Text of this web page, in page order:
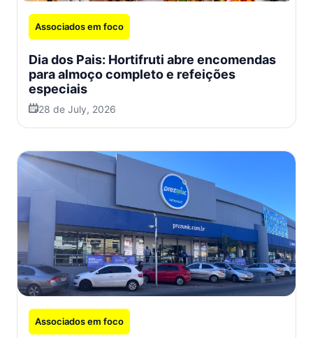
Associados em foco
Dia dos Pais: Hortifruti abre encomendas
para almoço completo e refeições
especiais
28 de July, 2026
Associados em foco